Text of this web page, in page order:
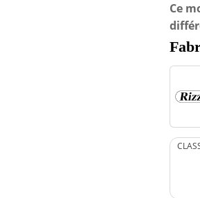
Ce